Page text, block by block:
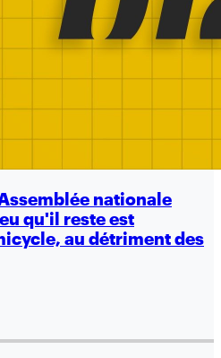
nationale
qu'il reste est
au détriment des